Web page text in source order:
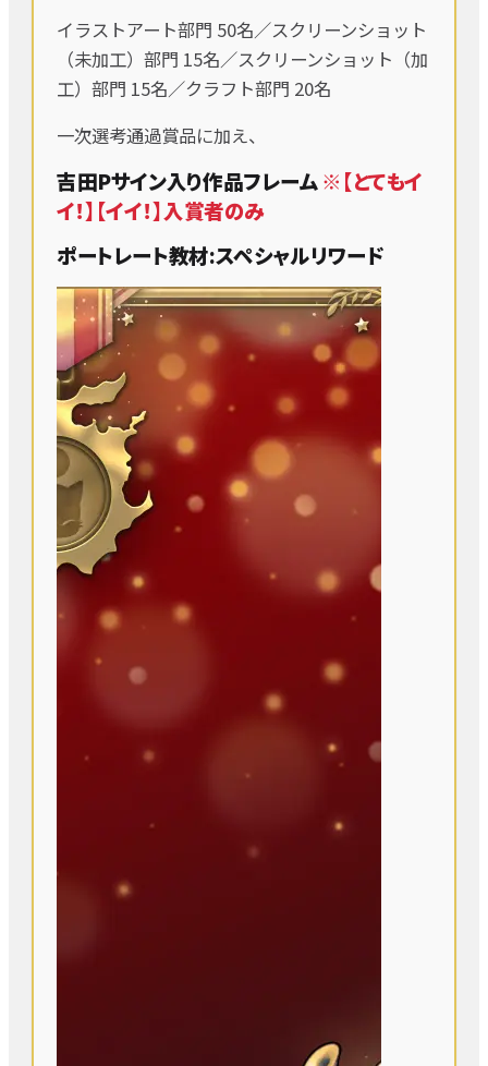
イラストアート部門 50名／スクリーンショット
（未加工）部門 15名／スクリーンショット（加
工）部門 15名／クラフト部門 20名
一次選考通過賞品に加え、
吉田Pサイン入り作品フレーム※【とてもイ
イ！】【イイ！】入賞者のみ
ポートレート教材:スペシャルリワード